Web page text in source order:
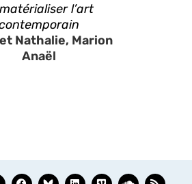
l’art
Nathalie, Marion
Anaël